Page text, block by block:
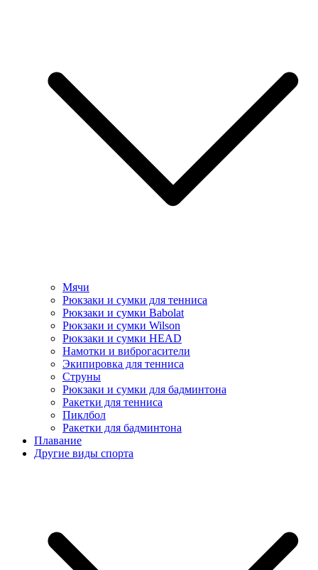
Мячи
Рюкзаки и сумки для тенниса
Рюкзаки и сумки Babolat
Рюкзаки и сумки Wilson
Рюкзаки и сумки HEAD
Намотки и виброгасители
Экипировка для тенниса
Струны
Рюкзаки и сумки для бадминтона
Ракетки для тенниса
Пиклбол
Ракетки для бадминтона
Плавание
Другие виды спорта